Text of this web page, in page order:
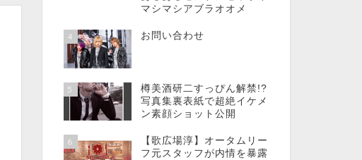
マシマシアブラオオメ
4 お問い合わせ
5
樽美酒研二すっぴん解禁!?
写真集裏表紙で超絶イケメ
ン素顔ショット公開
6
【歌広場淳】オータムリー
フ元スタッフが内情を暴露